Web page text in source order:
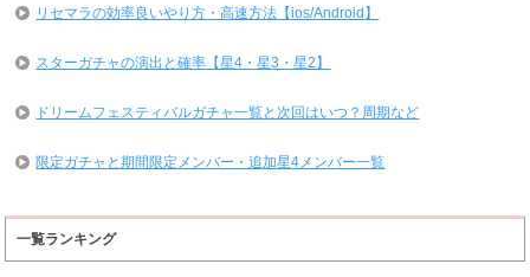
リセマラの効率良いやり方・高速方法【ios/Android】
スターガチャの演出と確率【星4・星3・星2】
ドリームフェスティバルガチャ一覧と次回はいつ？周期など
限定ガチャと期間限定メンバー・追加星4メンバー一覧
一覧ランキング